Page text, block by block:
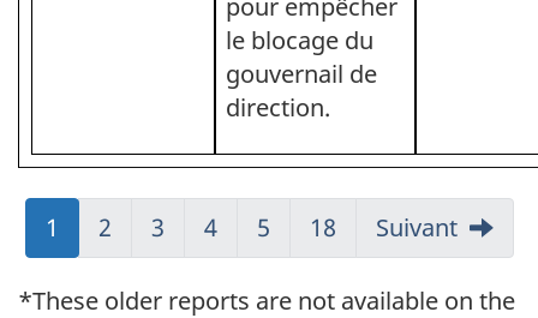
le blocage du
gouvernail de
direction.
Aller
à:
Page
1
Aller
à:
Page
2
Aller
à:
Page
3
Aller
à:
Page
4
Aller
à:
Page
5
Aller
à:
Page
18 Suivant
*These older reports are not available on the